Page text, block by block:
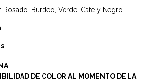
Burdeo, Verde, Cafe y Negro.
DE COLOR AL MOMENTO DE LA